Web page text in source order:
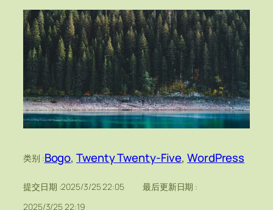
类别 :Bogo, Twenty Twenty-Five, WordPress
提交日期 :2025/3/25 22:05
最后更新日期 :
2025/3/25 22:19